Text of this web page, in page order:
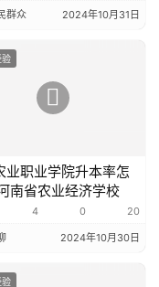
群众 2024年10月31日
验
业职业学院升本率怎
南省农业经济学校
4 0 20
2024年10月30日
验